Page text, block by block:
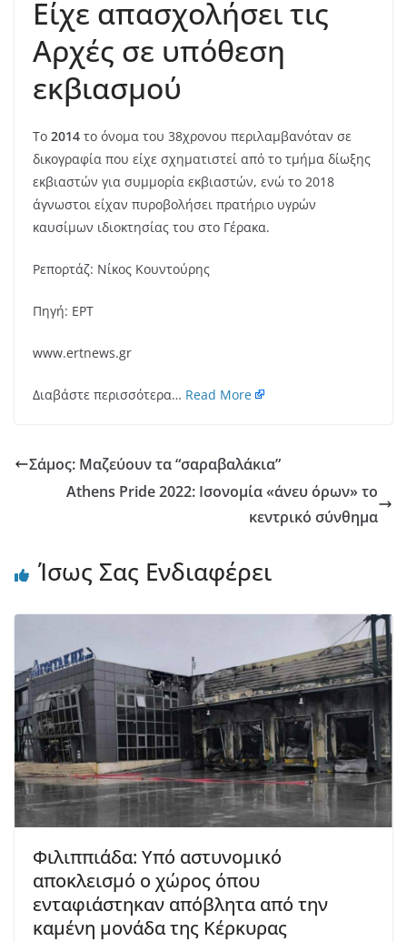
Είχε απασχολήσει τις
Αρχές σε υπόθεση
εκβιασμού
Το 2014 το όνομα του 38χρονου περιλαμβανόταν σε
δικογραφία που είχε σχηματιστεί από το τμήμα δίωξης
εκβιαστών για συμμορία εκβιαστών, ενώ το 2018
άγνωστοι είχαν πυροβολήσει πρατήριο υγρών
καυσίμων ιδιοκτησίας του στο Γέρακα.
Ρεπορτάζ: Νίκος Κουντούρης
Πηγή: ΕΡΤ
www.ertnews.gr
Διαβάστε περισσότερα… Read More
Σάμος: Μαζεύουν τα “σαραβαλάκια”
Athens Pride 2022: Ισονομία «άνευ όρων» το
κεντρικό σύνθημα
Ίσως Σας Ενδιαφέρει
Φιλιππιάδα: Υπό αστυνομικό
αποκλεισμό ο χώρος όπου
ενταφιάστηκαν απόβλητα από την
καμένη μονάδα της Κέρκυρας